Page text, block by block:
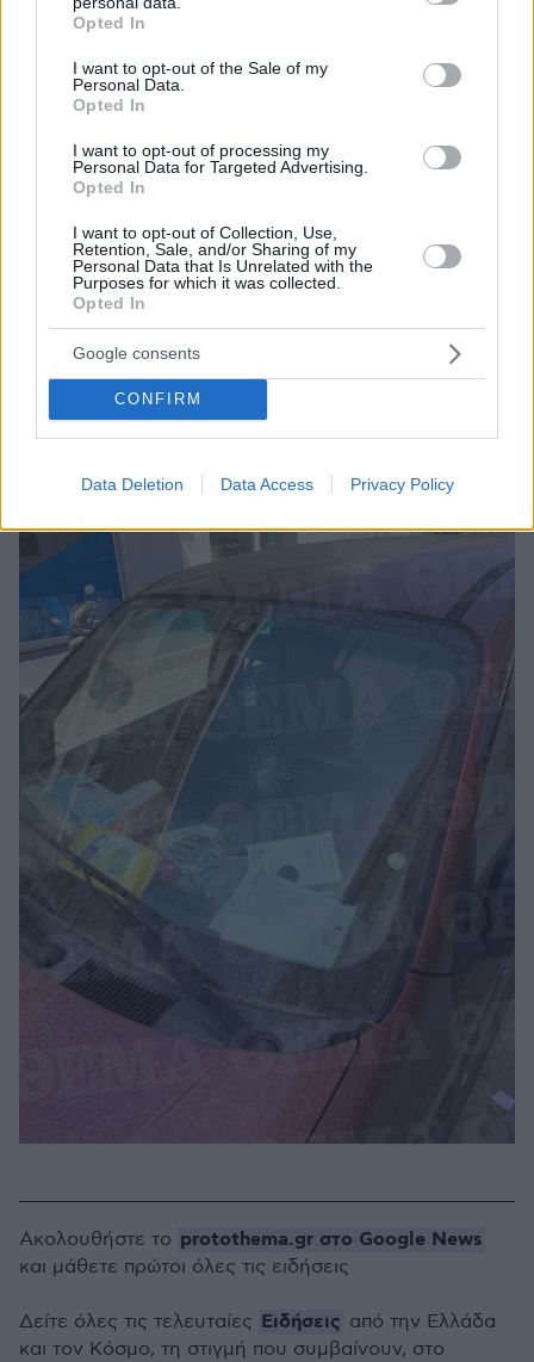
grant or deny consent to Google and its third-party tags to
use your data for below specified purposes in below Google
consent section.
Opted In
I want to opt-out of the Sale of my
Personal Data.
Opted In
I want to opt-out of processing my
Personal Data for Targeted Advertising.
Opted In
I want to opt-out of Collection, Use,
Retention, Sale, and/or Sharing of my
Personal Data that Is Unrelated with the
Purposes for which it was collected.
Opted In
Google consents
CONFIRM
Data Deletion Data Access Privacy Policy
Ακολουθήστε το protothema.gr στο Google News
και μάθετε πρώτοι όλες τις ειδήσεις
Δείτε όλες τις τελευταίες Ειδήσεις από την Ελλάδα
και τον Κόσμο, τη στιγμή που συμβαίνουν, στο